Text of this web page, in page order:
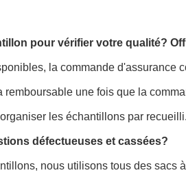
pour vérifier votre qualité?
la commande d'assurance
remboursable une fois que la
les échantillons par recueilli.
défectueuses et cassées?
nous utilisons tous des sacs